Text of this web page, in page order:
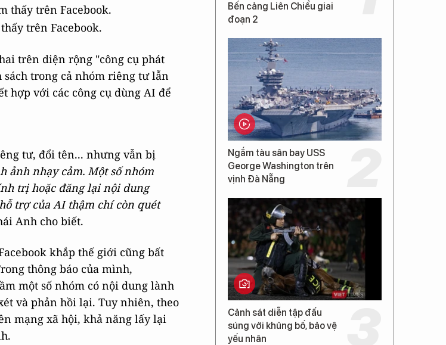
trên Facebook.
trên diện rộng "công cụ phát
trong cả nhóm riêng tư lẫn
hợp với các công cụ dùng AI để
tư, đổi tên... nhưng vẫn bị
ảnh nhạy cảm. Một số nhóm
trị hoặc đăng lại nội dung
trợ của AI thậm chí còn quét
Anh cho biết.
khắp thế giới cũng bất
thông báo của mình,
một số nhóm có nội dung lành
và phản hồi lại. Tuy nhiên, theo
mạng xã hội, khả năng lấy lại
Bến cảng Liên Chiểu giai
đoạn 2
Ngắm tàu sân bay USS
George Washington trên
vịnh Đà Nẵng
Cảnh sát diễn tập đấu
súng với khủng bố, bảo vệ
yếu nhân